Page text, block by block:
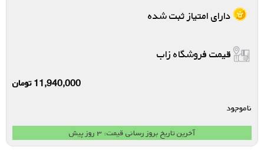
دارای امتیاز ثبت شده
قیمت فروشگاه زاب
11,940,000تومان
ناموجود
آخرین تاریخ بروز رسانی قیمت: ۳ روز پیش